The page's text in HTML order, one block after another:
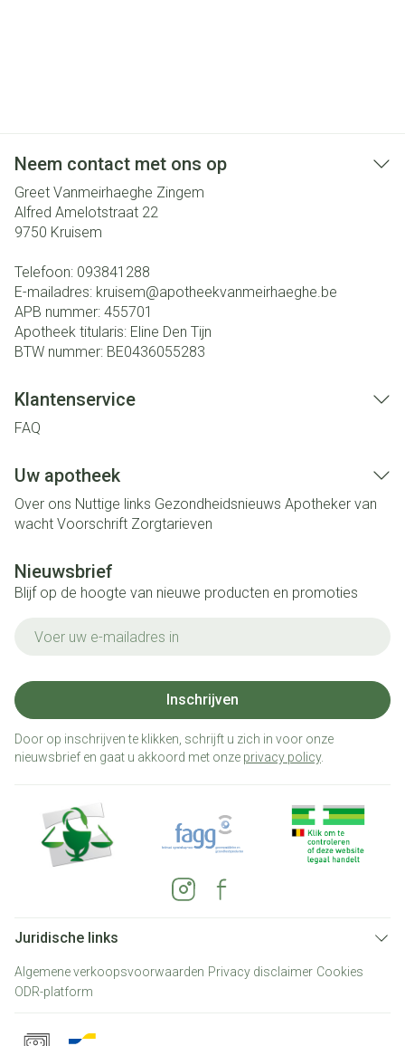
Neem contact met ons op
Greet Vanmeirhaeghe Zingem
Alfred Amelotstraat 22
9750 Kruisem
Telefoon: 093841288
E-mailadres: kruisem@apotheekvanmeirhaeghe.be
APB nummer: 455701
Apotheek titularis: Eline Den Tijn
BTW nummer: BE0436055283
Klantenservice
FAQ
Uw apotheek
Over ons Nuttige links Gezondheidsnieuws Apotheker van
wacht Voorschrift Zorgtarieven
Nieuwsbrief
Blijf op de hoogte van nieuwe producten en promoties
Inschrijven
Door op inschrijven te klikken, schrijft u zich in voor onze
nieuwsbrief en gaat u akkoord met onze privacy policy.
Juridische links
Algemene verkoopsvoorwaarden Privacy disclaimer Cookies
ODR-platform